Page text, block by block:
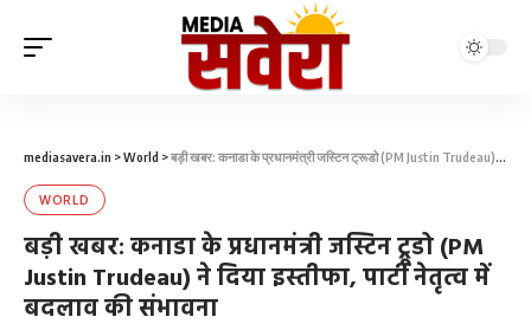
mediasavera.in >World >बड़ी खबर: कनाडा के प्रधानमंत्री जस्टिन ट्रूडो (PM Justin Trudeau) ने दिया इस्तीफा, पार्टी नेतृत्व में बदलाव की संभावना
WORLD
बड़ी खबर: कनाडा के प्रधानमंत्री जस्टिन ट्रूडो (PM
Justin Trudeau) ने दिया इस्तीफा, पार्टी नेतृत्व में
बदलाव की संभावना